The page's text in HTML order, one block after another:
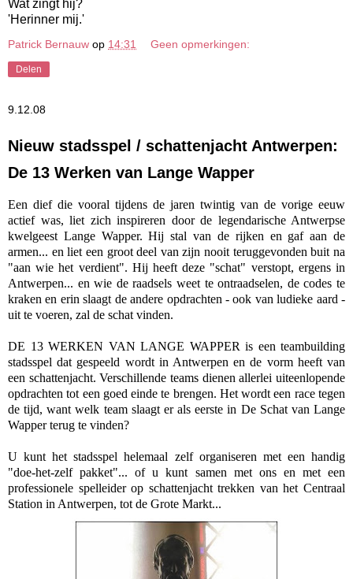
Wat zingt hij?
'Herinner mij.'
Patrick Bernauw op 14:31 Geen opmerkingen:
Delen
9.12.08
Nieuw stadsspel / schattenjacht Antwerpen:
De 13 Werken van Lange Wapper
Een dief die vooral tijdens de jaren twintig van de vorige eeuw
actief was, liet zich inspireren door de legendarische Antwerpse
kwelgeest Lange Wapper. Hij stal van de rijken en gaf aan de
armen... en liet een groot deel van zijn nooit teruggevonden buit na
"aan wie het verdient". Hij heeft deze "schat" verstopt, ergens in
Antwerpen... en wie de raadsels weet te ontraadselen, de codes te
kraken en erin slaagt de andere opdrachten - ook van ludieke aard -
uit te voeren, zal de schat vinden.
DE 13 WERKEN VAN LANGE WAPPER is een teambuilding
stadsspel dat gespeeld wordt in Antwerpen en de vorm heeft van
een schattenjacht. Verschillende teams dienen allerlei uiteenlopende
opdrachten tot een goed einde te brengen. Het wordt een race tegen
de tijd, want welk team slaagt er als eerste in De Schat van Lange
Wapper terug te vinden?
U kunt het stadsspel helemaal zelf organiseren met een handig
"doe-het-zelf pakket"... of u kunt samen met ons en met een
professionele spelleider op schattenjacht trekken van het Centraal
Station in Antwerpen, tot de Grote Markt...